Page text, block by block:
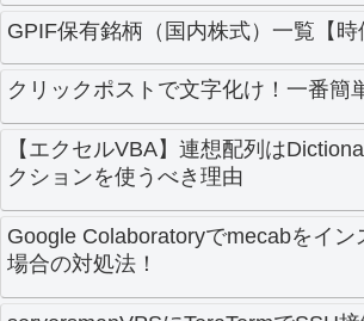
GPIF保有銘柄（国内株式）一覧【時
クリックポストで文字化け！一番簡
【エクセルVBA】連想配列は
クションを使うべき理由
Google Colaboratoryでmecabをイン
場合の対処法！